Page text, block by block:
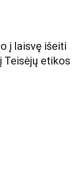
į laisvę išeiti
Teisėjų etikos